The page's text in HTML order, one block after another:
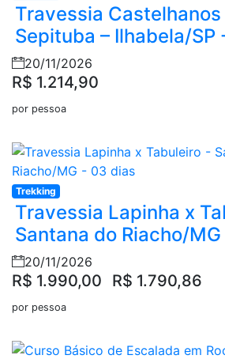
Travessia Castelhanos
Sepituba – Ilhabela/SP
20/11/2026
R$ 1.214,90
por pessoa
Trekking
Travessia Lapinha x
Santana do Riacho/
20/11/2026
R$ 1.990,00 R$ 1.790,86
por pessoa